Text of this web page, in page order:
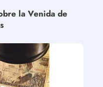
la Venida de